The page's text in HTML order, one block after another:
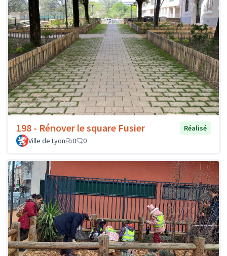
198 - Rénover le square Fusier
Réalisé
Ville de Lyon
0 0